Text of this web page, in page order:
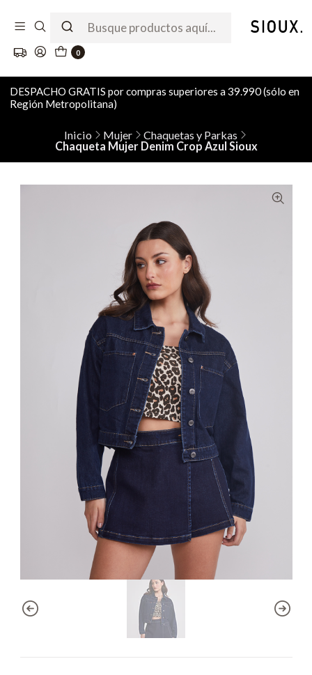
0
DESPACHO GRATIS por compras superiores a 39.990 (sólo en
Región Metropolitana)
Inicio Mujer
Chaquetas y Parkas
Chaqueta Mujer Denim Crop Azul Sioux